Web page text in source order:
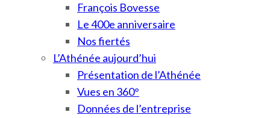
François Bovesse
Le 400e anniversaire
Nos fiertés
L’Athénée aujourd’hui
Présentation de l’Athénée
Vues en 360°
Données de l’entreprise